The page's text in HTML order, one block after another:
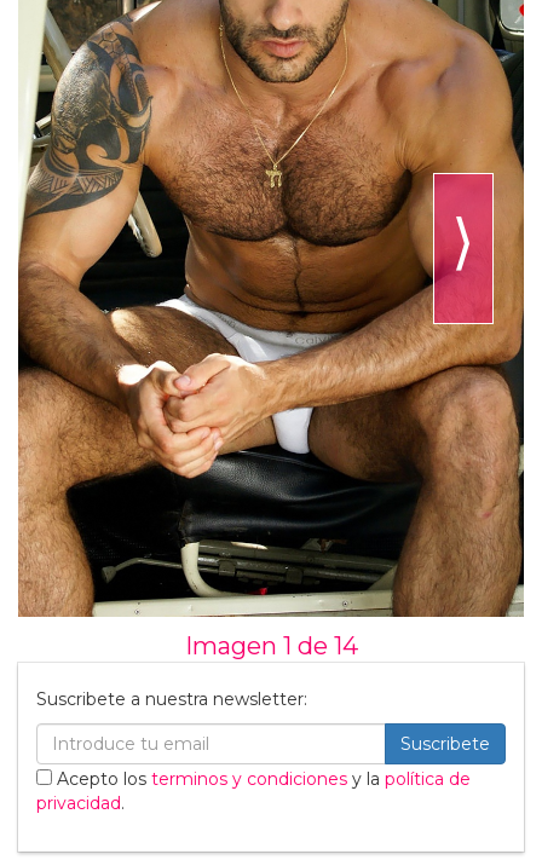
⟩
Imagen 1 de 14
Suscribete a nuestra newsletter:
Suscribete
Acepto los terminos y condiciones y la política de
privacidad.